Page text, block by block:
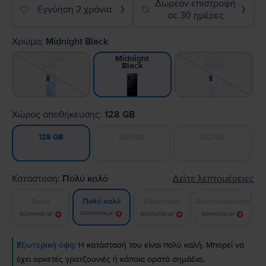
Εγγύηση 2 χρόνια ❯
Δωρεάν επιστροφή
σε 30 ημέρες
❯
Χρώμα: Midnight Black
Midnight
Black
Χώρος αποθήκευσης: 128 GB
128 GB
Κατάσταση: Πολύ καλό Δείτε λεπτομέρειες
Ειδοποίησε με!
Πολύ καλό
Ειδοποίησε με! Ειδοποίησε με! Ειδοποίησε με!
Εξωτερική όψη: Η κατάστασή του είναι πολύ καλή. Μπορεί να
έχει αρκετές γρατζουνιές ή κάποια ορατά σημάδια.